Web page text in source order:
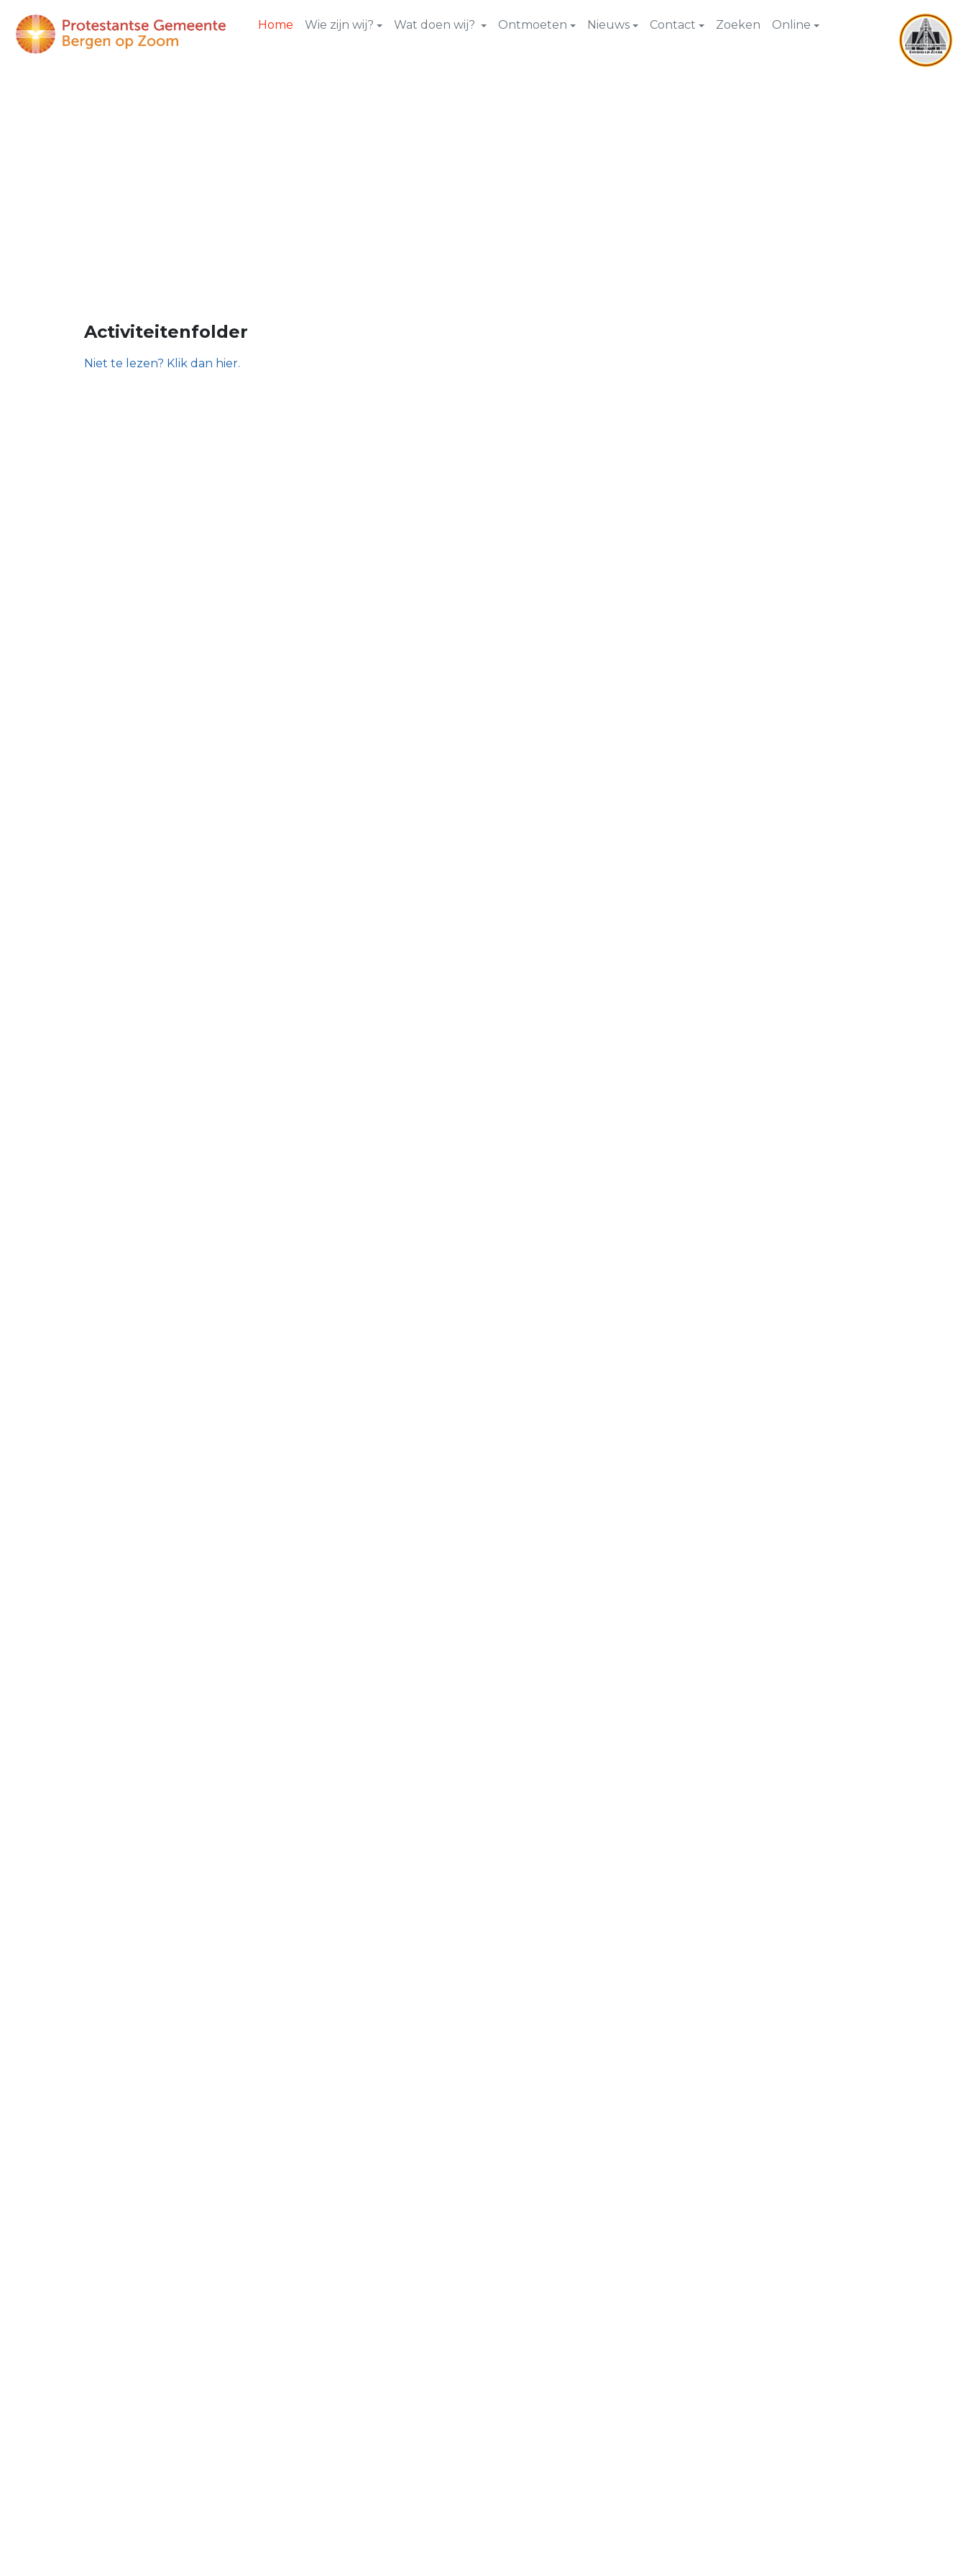
Home Wie zijn wij? Wat doen wij? Ontmoeten Nieuws Contact Zoeken Online
Activiteitenfolder
Niet te lezen? Klik dan hier.